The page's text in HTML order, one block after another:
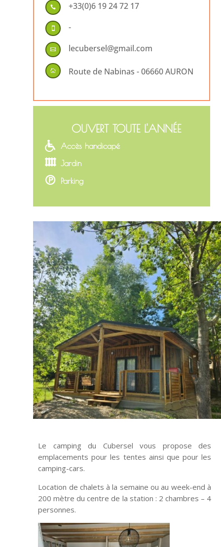
 +33(0)6 19 24 72 17
 -
 lecubersel@gmail.com
 Route de Nabinas - 06660 AURON
OUVERT TOUTE L'ANNÉE
Accès handicapé
Jardin
Parking
Le camping du Cubersel vous propose des
emplacements pour les tentes ainsi que pour les
camping-cars.
Location de chalets à la semaine ou au week-end à
200 mètre du centre de la station : 2 chambres – 4
personnes.